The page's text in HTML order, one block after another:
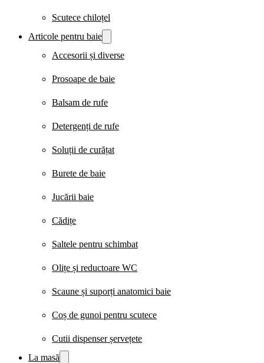
Scutece chiloțel
Articole pentru baie
Accesorii și diverse
Prosoape de baie
Balsam de rufe
Detergenți de rufe
Soluții de curățat
Burete de baie
Jucării baie
Cădițe
Saltele pentru schimbat
Olițe și reductoare WC
Scaune și suporți anatomici baie
Coș de gunoi pentru scutece
Cutii dispenser șervețete
La masă